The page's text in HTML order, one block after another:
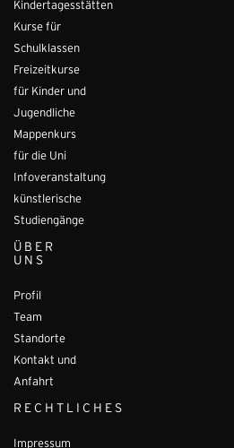
Kindertagesstätten
Kurse für
Schulklassen
Freizeitkurse
für Kinder und
Jugendliche
Mappenkurs
für die Uni
Infoveranstaltung
künstlerische
Studiengänge
ÜBER
UNS
Profil
Team
Standorte
Kontakt und
Anfahrt
RECHTLICHES
Impressum